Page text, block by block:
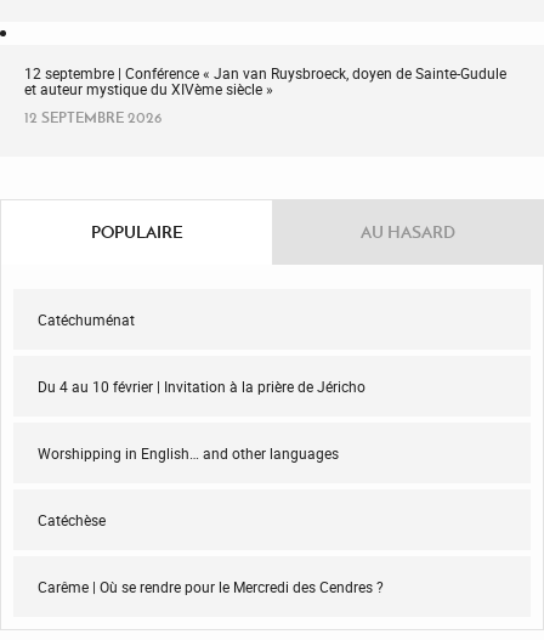
12 septembre | Conférence « Jan van Ruysbroeck, doyen de Sainte-Gudule
et auteur mystique du XIVème siècle »
12 SEPTEMBRE 2026
POPULAIRE AU HASARD
Catéchuménat
Du 4 au 10 février | Invitation à la prière de Jéricho
Worshipping in English… and other languages
Catéchèse
Carême | Où se rendre pour le Mercredi des Cendres ?